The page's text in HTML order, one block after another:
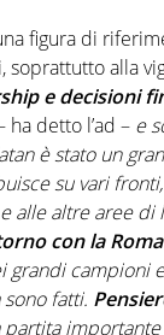
figura di
soprattutto alla
e decisioni
ha detto l’ad – e
è stato un
su vari
alle altre aree
con la
grandi campioni
fatti.
partita